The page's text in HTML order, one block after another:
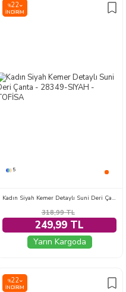
%22
İNDIRIM
5
Kadın Siyah Kemer Detaylı Suni Deri Çanta - 28349-SIYAH
318,99TL
249,99 TL
Yarın Kargoda
%22
İNDIRIM